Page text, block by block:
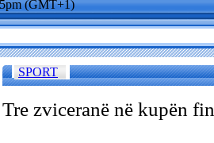
(GMT+1)
SPORT
Tre zviceranë në kupën